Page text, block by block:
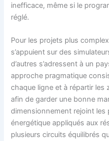
inefficace, même si le
réglé.
Pour les projets plus
s’appuient sur des
d’autres s’adressent à un
approche pragmatique
chaque ligne et à répartir les
afin de garder une bonne
dimensionnement rejoint
énergétique appliqués aux
plusieurs circuits équilibrés